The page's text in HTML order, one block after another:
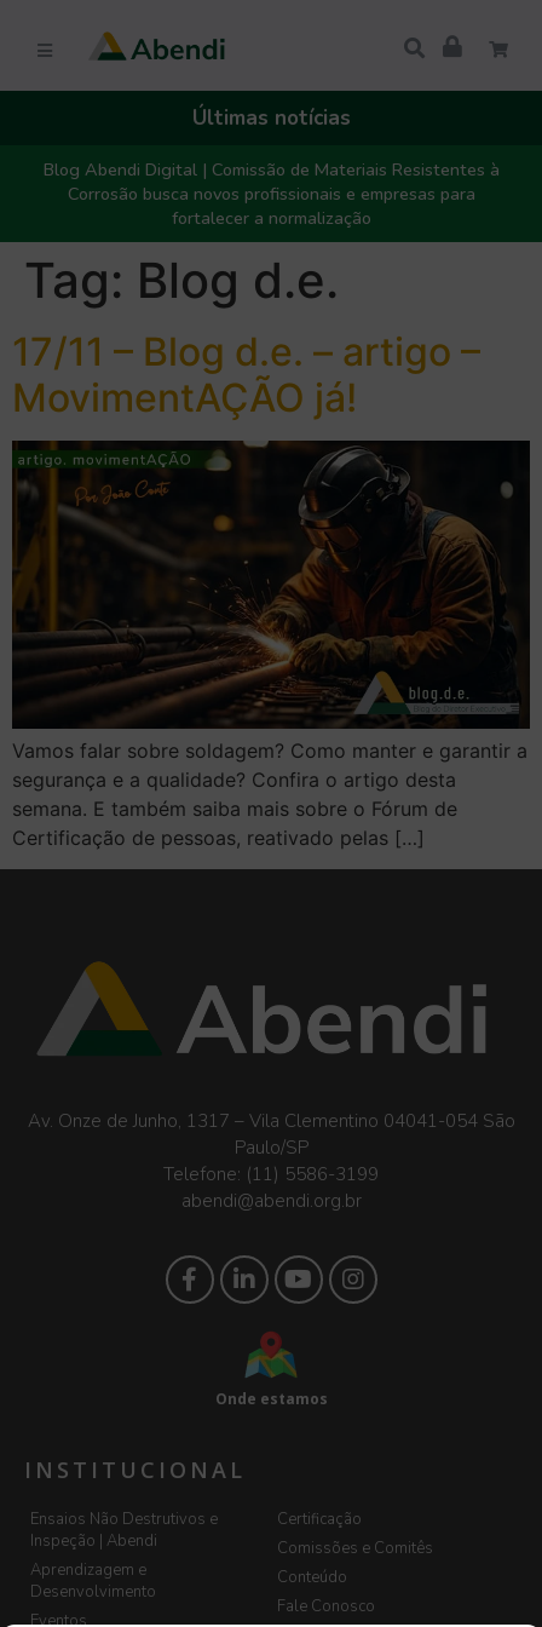
Últimas notícias
Blog Abendi Digital | Comissão de Materiais Resistentes à
Corrosão busca novos profissionais e empresas para
fortalecer a normalização
Tag: Blog d.e.
17/11 – Blog d.e. – artigo –
MovimentAÇÃO já!
Vamos falar sobre soldagem? Como manter e garantir a
segurança e a qualidade? Confira o artigo desta
semana. E também saiba mais sobre o Fórum de
Certificação de pessoas, reativado pelas […]
Av. Onze de Junho, 1317 – Vila Clementino 04041-054 São
Paulo/SP
Telefone: (11) 5586-3199
abendi@abendi.org.br
Onde estamos
INSTITUCIONAL
Ensaios Não Destrutivos e
Inspeção | Abendi
Aprendizagem e
Desenvolvimento
Eventos
Certificação
Comissões e Comitês
Conteúdo
Fale Conosco